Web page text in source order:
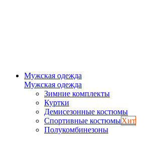
Мужская одежда
Мужская одежда
Зимние комплекты
Куртки
Демисезонные костюмы
Спортивные костюмыХит
Полукомбинезоны